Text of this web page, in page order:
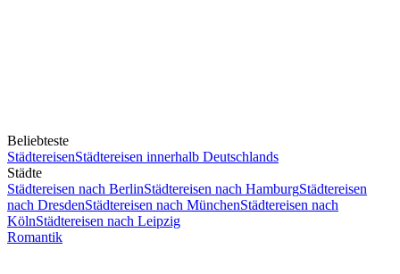
Beliebteste
StädtereisenStädtereisen innerhalb Deutschlands
Städte
Städtereisen nach BerlinStädtereisen nach HamburgStädtereisen
nach DresdenStädtereisen nach MünchenStädtereisen nach
KölnStädtereisen nach Leipzig
Romantik